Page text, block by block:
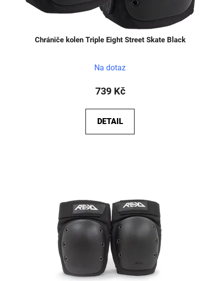
Chrániče kolen Triple Eight Street Skate Black
Na dotaz
739 Kč
DETAIL